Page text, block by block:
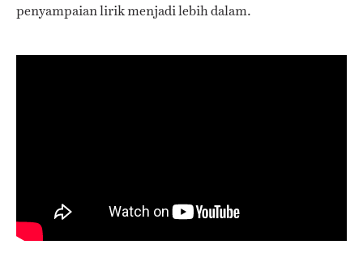
penyampaian lirik menjadi lebih dalam.